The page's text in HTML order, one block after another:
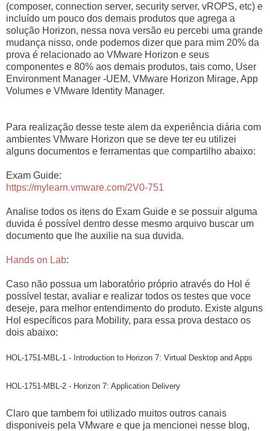
(composer, connection server, security server, vROPS, etc) e
incluído um pouco dos demais produtos que agrega a
solução Horizon, nessa nova versão eu percebi uma grande
mudança nisso, onde podemos dizer que para mim 20% da
prova é relacionado ao VMware Horizon e seus
componentes e 80% aos demais produtos, tais como, User
Environment Manager -UEM, VMware Horizon Mirage, App
Volumes e VMware Identity Manager.
Para realização desse teste alem da experiência diária com
ambientes VMware Horizon que se deve ter eu utilizei
alguns documentos e ferramentas que compartilho abaixo:
Exam Guide:
https://mylearn.vmware.com/2V0-751
Analise todos os itens do Exam Guide e se possuir alguma
duvida é possível dentro desse mesmo arquivo buscar um
documento que lhe auxilie na sua duvida.
Hands on Lab:
Caso não possua um laboratório próprio através do Hol é
possível testar, avaliar e realizar todos os testes que voce
deseje, para melhor entendimento do produto. Existe alguns
Hol específicos para Mobility, para essa prova destaco os
dois abaixo:
HOL-1751-MBL-1 - Introduction to Horizon 7: Virtual Desktop and Apps
HOL-1751-MBL-2 - Horizon 7: Application Delivery
Claro que tambem foi utilizado muitos outros canais
disponiveis pela VMware e que ja mencionei nesse blog,